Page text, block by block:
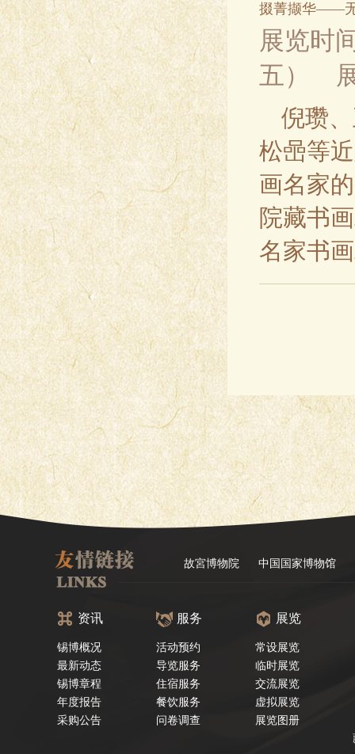
掇菁撷华——
展览时
五）
倪瓒
松喦等
画名家
院藏书
名家书
故宮博物院 中国国家博物馆
资讯
锡博概况
最新动态
锡博章程
年度报告
采购公告
服务
活动预约
导览服务
住宿服务
餐饮服务
问卷调查
展览
常设展览
临时展览
交流展览
虚拟展览
展览图册